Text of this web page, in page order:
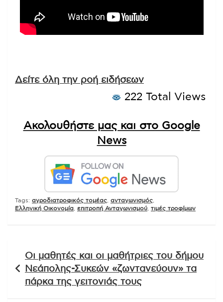
Δείτε όλη την ροή ειδήσεων
222 Total Views
Ακολουθήστε μας και στο Google
News
Tags: αγροδιατροφικός τομέας ανταγωνισμός
Ελληνική Οικονομία επιτροπή Ανταγωνισμού τιμές τροφίμων
άρθρων
Οι μαθητές και οι μαθήτριες του δήμου
Νεάπολης-Συκεών «ζωντανεύουν» τα
πάρκα της γειτονιάς τους